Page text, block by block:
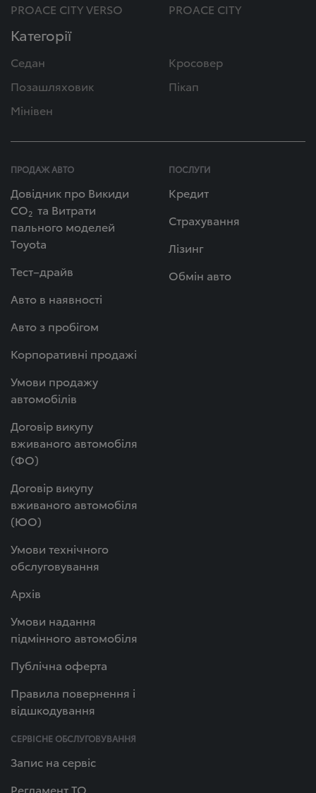
PROACE CITY VERSO
PROACE CITY
Категорії
Седан
Кросовер
Позашляховик
Пікап
Мінівен
ПРОДАЖ АВТО
Довідник про Викиди
СО2 та Витрати
пального моделей
Toyota
Тест–драйв
Авто в наявності
Авто з пробігом
Корпоративні продажі
Умови продажу
автомобілів
Договір викупу
вживаного автомобіля
(ФО)
Договір викупу
вживаного автомобіля
(ЮО)
Умови технічного
обслуговування
Архів
Умови надання
підмінного автомобіля
Публічна оферта
Правила повернення і
відшкодування
ПОСЛУГИ
Кредит
Страхування
Лізинг
Обмін авто
СЕРВІСНЕ ОБСЛУГОВУВАННЯ
Запис на сервіс
Регламент ТО